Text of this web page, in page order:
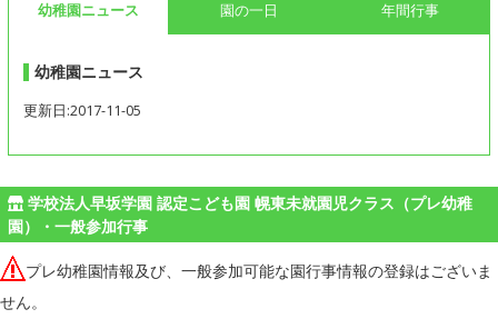
幼稚園ニュース 園の一日 年間行事
幼稚園ニュース
更新日:2017-11-05
学校法人早坂学園 認定こども園 幌東未就園児クラス（プレ幼稚
園）・一般参加行事
プレ幼稚園情報及び、一般参加可能な園行事情報の登録はございま
せん。